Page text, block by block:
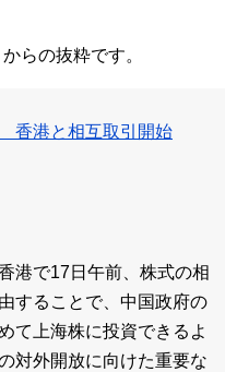
らの抜粋です。
香港と相互取引開始
港で17日午前、株式の相
することで、中国政府の
て上海株に投資できるよ
対外開放に向けた重要な